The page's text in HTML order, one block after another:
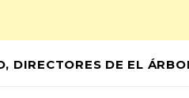
DE EL